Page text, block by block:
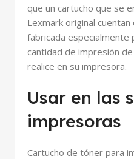
que un cartucho que se
Lexmark original cuentan
fabricada especialmente
cantidad de impresión
realice en su impresora.
Usar en las
impresoras
Cartucho de tóner para